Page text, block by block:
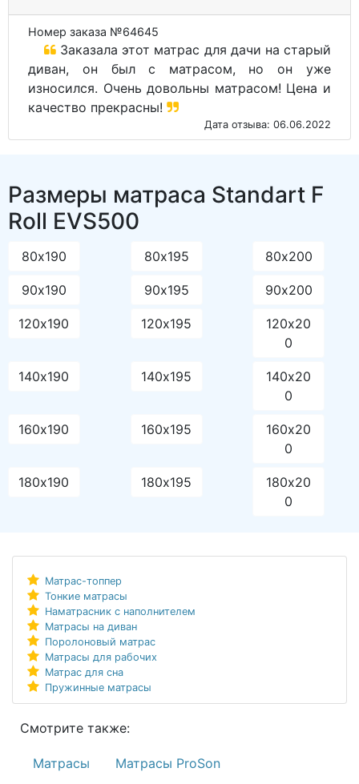
Номер заказа №64645
Заказала этот матрас для дачи на старый
диван, он был с матрасом, но он уже
износился. Очень довольны матрасом! Цена и
качество прекрасны!
Дата отзыва: 06.06.2022
Размеры матраса Standart F
Roll EVS500
80х190 80х195 80х200
90х190 90х195 90х200
120х190 120х195
120х20
0
140х190 140х195
140х20
0
160х190 160х195
160х20
0
180х190 180х195
180х20
0
Матрас-топпер
Тонкие матрасы
Наматрасник с наполнителем
Матрасы на диван
Поролоновый матрас
Матрасы для рабочих
Матрас для сна
Пружинные матрасы
Смотрите также:
Матрасы
Матрасы ProSon